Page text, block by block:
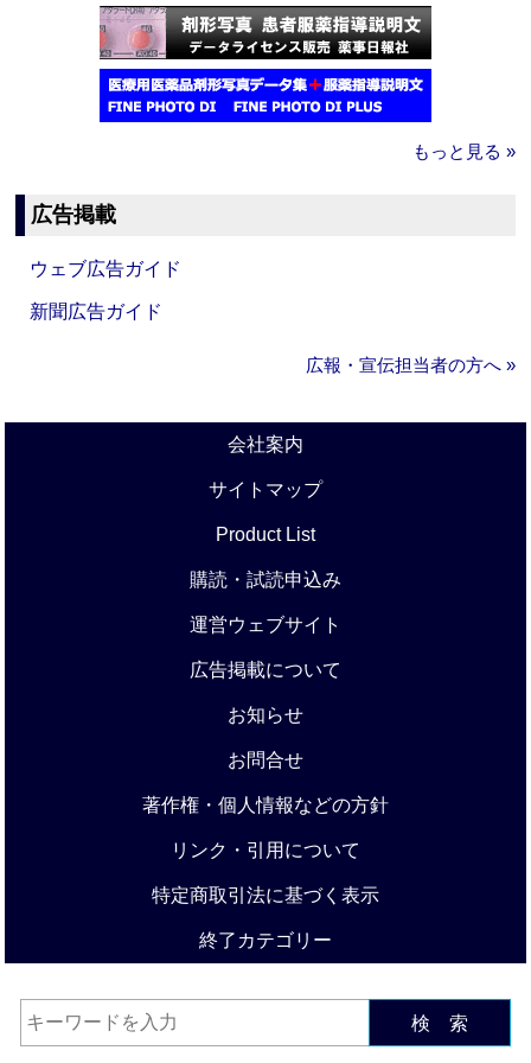
もっと見る »
広告掲載
ウェブ広告ガイド
新聞広告ガイド
広報・宣伝担当者の方へ »
会社案内
サイトマップ
Product List
購読・試読申込み
運営ウェブサイト
広告掲載について
お知らせ
お問合せ
著作権・個人情報などの方針
リンク・引用について
特定商取引法に基づく表示
終了カテゴリー
検 索